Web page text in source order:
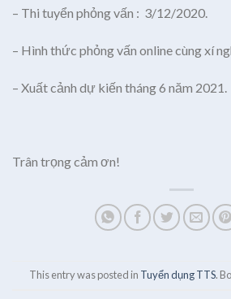
– Thi tuyển phỏng vấn : 3/12/2020.
– Hình thức phỏng vấn online cùng xí
– Xuất cảnh dự kiến tháng 6 năm 2021.
Trân trọng cảm ơn!
This entry was posted in Tuyển dụng TTS.